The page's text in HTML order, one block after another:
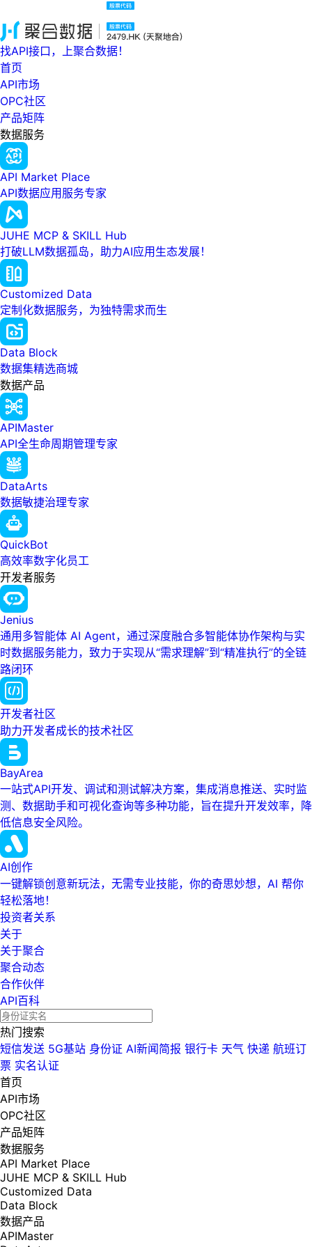
找API接口，上聚合数据！
首页
API市场
OPC社区
产品矩阵
数据服务
API Market Place
API数据应用服务专家
JUHE MCP & SKILL Hub
打破LLM数据孤岛，助力AI应用生态发展！
Customized Data
定制化数据服务，为独特需求而生
Data Block
数据集精选商城
数据产品
APIMaster
API全生命周期管理专家
DataArts
数据敏捷治理专家
QuickBot
高效率数字化员工
开发者服务
Jenius
通用多智能体 AI Agent，通过深度融合多智能体协作架构与实
时数据服务能力，致力于实现从“需求理解”到“精准执行”的全链
路闭环
开发者社区
助力开发者成长的技术社区
BayArea
一站式API开发、调试和测试解决方案，集成消息推送、实时监
测、数据助手和可视化查询等多种功能，旨在提升开发效率，降
低信息安全风险。
AI创作
一键解锁创意新玩法，无需专业技能，你的奇思妙想，AI 帮你
轻松落地！
投资者关系
关于
关于聚合
聚合动态
合作伙伴
API百科
热门搜索
短信发送 5G基站 身份证 AI新闻简报 银行卡 天气 快递 航班订
票 实名认证
首页
API市场
OPC社区
产品矩阵
数据服务
API Market Place
JUHE MCP & SKILL Hub
Customized Data
Data Block
数据产品
APIMaster